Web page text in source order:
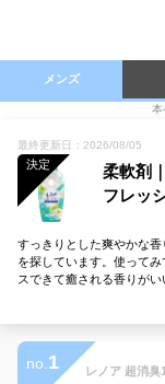
メンズ
本
最終更新日：2026/08/05
決定
柔軟剤
フレッ
すっきりとした爽やかな
を探しています。使って
スできて癒される香りがい
no. 1